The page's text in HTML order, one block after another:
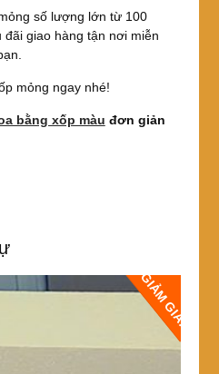
số lượng lớn từ 100
giao hàng tận nơi miễn
mỏng ngay nhé!
bằng xốp màu đơn giản
GIẢM GIÁ!